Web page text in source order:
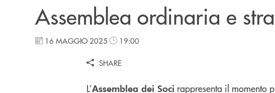
Assemblea ordinaria e
16 MAGGIO 2025 19:00
SHARE
L’Assemblea dei Soci rappresenta il momento